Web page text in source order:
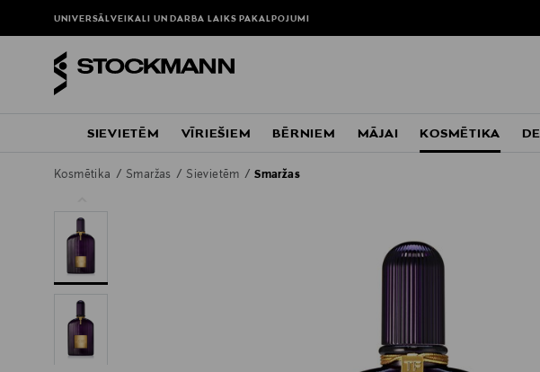
UNIVERSĀLVEIKALI UN DARBA LAIKSPAKALPOJUMI
SIEVIETĒM VĪRIEŠIEM BĒRNIEM MĀJAI KOSMĒTIKA
Kosmētika Smaržas Sievietēm Smaržas